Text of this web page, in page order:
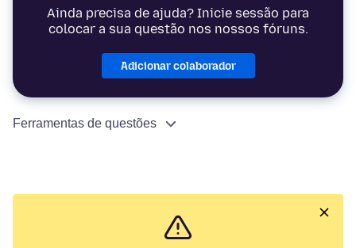
Ainda precisa de ajuda? Inicie sessão para
colocar a sua questão nos nossos fóruns.
Adicionar colaborador
Ferramentas de questões